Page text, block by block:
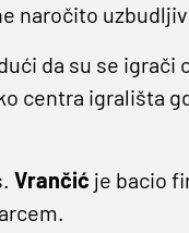
naročito
da su se igrači
centra igrališta
Vrančić je bacio